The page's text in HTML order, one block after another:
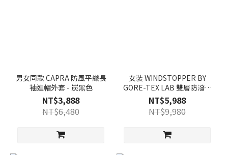
男女同款 CAPRA 防風平織長
袖連帽外套 - 炭黑色
NT$3,888
NT$6,480
女裝 WINDSTOPPER BY
GORE-TEX LAB 雙層防潑水
連帽外套 - 炭黑色
NT$5,988
NT$9,980